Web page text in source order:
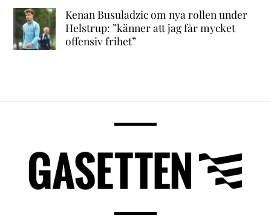
Kenan Busuladzic om nya rollen under
Helstrup: ”känner att jag får mycket
offensiv frihet”